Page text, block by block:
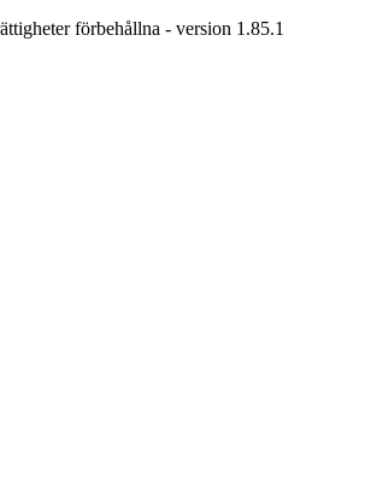
förbehållna - version 1.85.1